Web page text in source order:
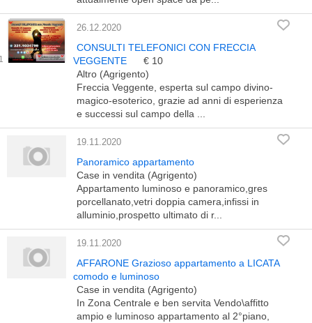
26.12.2020
CONSULTI TELEFONICI CON FRECCIA
VEGGENTE
€ 10
Altro (Agrigento)
Freccia Veggente, esperta sul campo divino-
magico-esoterico, grazie ad anni di esperienza
e successi sul campo della ...
19.11.2020
Panoramico appartamento
Case in vendita (Agrigento)
Appartamento luminoso e panoramico,gres
porcellanato,vetri doppia camera,infissi in
alluminio,prospetto ultimato di r...
19.11.2020
AFFARONE Grazioso appartamento a LICATA
comodo e luminoso
Case in vendita (Agrigento)
In Zona Centrale e ben servita Vendo\affitto
ampio e luminoso appartamento al 2°piano,